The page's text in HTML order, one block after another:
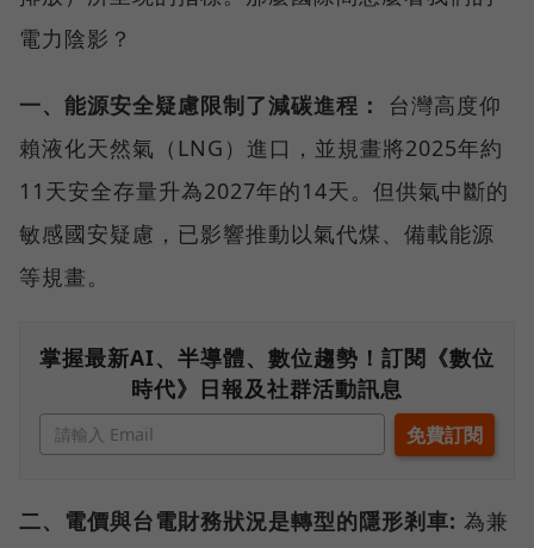
電力陰影？
一、能源安全疑慮限制了減碳進程：
台灣高度仰
賴液化天然氣（LNG）進口，並規畫將2025年約
11天安全存量升為2027年的14天。但供氣中斷的
敏感國安疑慮，已影響推動以氣代煤、備載能源
等規畫。
掌握最新AI、半導體、數位趨勢！訂閱《數位
時代》日報及社群活動訊息
二、電價與台電財務狀況是轉型的隱形剎車: 為兼